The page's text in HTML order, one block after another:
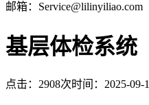
邮箱：Service@lilinyiliao.com
基层体检系统
点击：2908次时间：2025-09-